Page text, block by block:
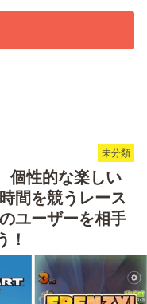
未分類
個性的な楽しい
間を競うレース
ユーザーを相手
！